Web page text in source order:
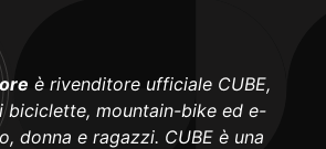
è rivenditore ufficiale CUBE,
biciclette, mountain-bike ed e-
donna e ragazzi. CUBE è una